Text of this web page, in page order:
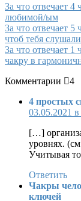
За что отвечает
любимой/ым
За что отвечает 5
чтоб тебя
За что отвечает
чакру в
Комментарии
4
4 простых
03.05.2021
[…]
уровнях.
Учитывая
Ответить
Чакры
ключей